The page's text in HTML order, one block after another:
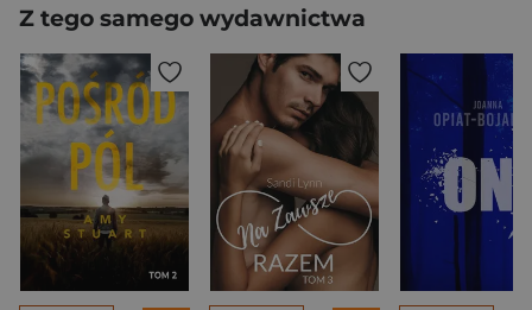
Z tego samego wydawnictwa